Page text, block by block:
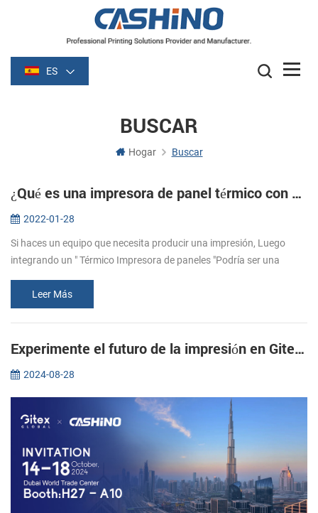
ES
BUSCAR
Hogar Buscar
¿Qué es una impresora de panel térmico con cortador automático?
2022-01-28
Si haces un equipo que necesita producir una impresión, Luego
integrando un " Térmico Impresora de paneles "Podría ser una
paneles? Las imp...
Leer Más
Experimente el futuro de la impresión en Gitex 2024: únase a Xiamen CASHINO
2024-08-28